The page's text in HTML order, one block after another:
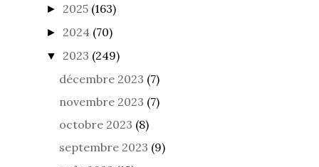
► 2025 (163)
► 2024 (70)
▼ 2023 (249)
décembre 2023 (7)
novembre 2023 (7)
octobre 2023 (8)
septembre 2023 (9)